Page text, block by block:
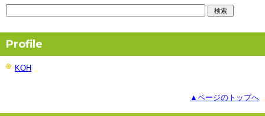
Profile
KOH
▲ページのトップへ